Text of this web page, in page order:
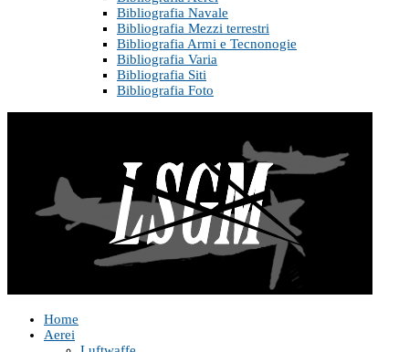
Bibliografia Navale
Bibliografia Mezzi terrestri
Bibliografia Armi e Tecnonogie
Bibliografia Varia
Bibliografia Siti
Bibliografia Foto
Home
Aerei